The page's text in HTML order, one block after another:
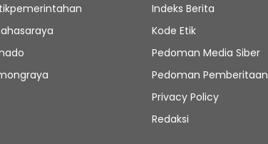
Indeks Berita
Kode Etik
Pedoman Media Siber
Pedoman Pemberitaan
Privacy Policy
Redaksi